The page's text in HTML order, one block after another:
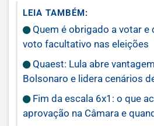
LEIA TAMBÉM:
Quem é obrigado a votar e
voto facultativo nas eleições
Quaest: Lula abre
Bolsonaro e lidera cenários
Fim da escala 6x1: o que
aprovação na Câmara e